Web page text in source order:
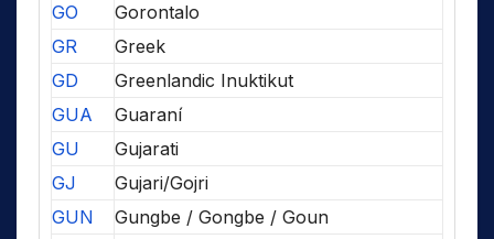
GO
Gorontalo
GR
Greek
GD
Greenlandic Inuktikut
GUA
Guaraní
GU
Gujarati
GJ
Gujari/Gojri
GUN
Gungbe / Gongbe / Goun